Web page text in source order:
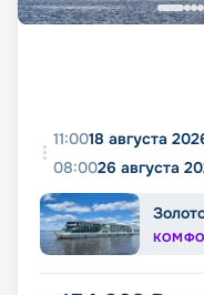
11:0018 августа
08:0026 августа